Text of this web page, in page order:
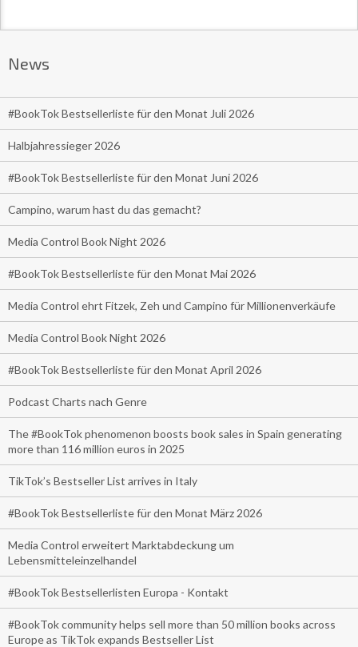
News
#BookTok Bestsellerliste für den Monat Juli 2026
Halbjahressieger 2026
#BookTok Bestsellerliste für den Monat Juni 2026
Campino, warum hast du das gemacht?
Media Control Book Night 2026
#BookTok Bestsellerliste für den Monat Mai 2026
Media Control ehrt Fitzek, Zeh und Campino für Millionenverkäufe
Media Control Book Night 2026
#BookTok Bestsellerliste für den Monat April 2026
Podcast Charts nach Genre
The #BookTok phenomenon boosts book sales in Spain generating
more than 116 million euros in 2025
TikTok’s Bestseller List arrives in Italy
#BookTok Bestsellerliste für den Monat März 2026
Media Control erweitert Marktabdeckung um
Lebensmitteleinzelhandel
#BookTok Bestsellerlisten Europa - Kontakt
#BookTok community helps sell more than 50 million books across
Europe as TikTok expands Bestseller List